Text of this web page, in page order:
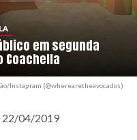
em segunda
Coachella
Instagram (@wherearetheavocados)
22/04/2019